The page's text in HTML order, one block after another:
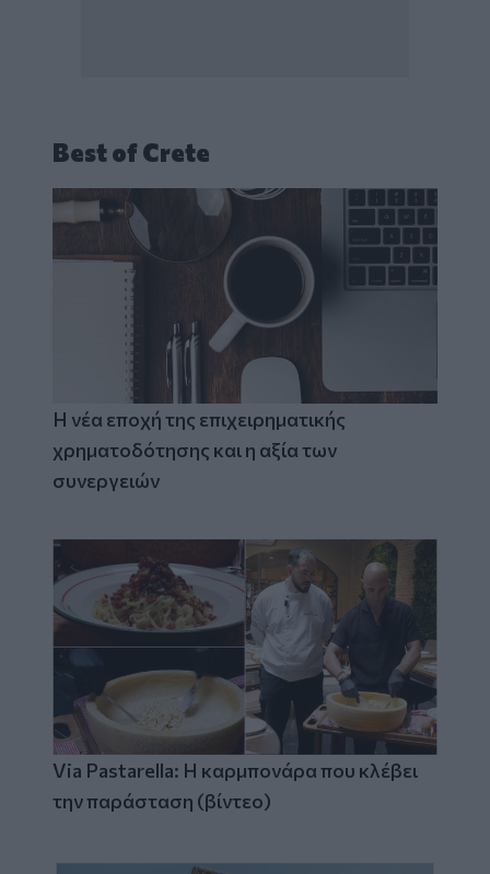
Best of Crete
Η νέα εποχή της επιχειρηματικής
χρηματοδότησης και η αξία των
συνεργειών
Via Pastarella: Η καρμπονάρα που κλέβει
την παράσταση (βίντεο)